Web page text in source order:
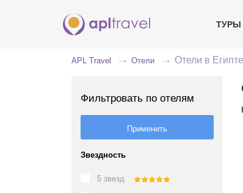
ТУРЫ
APL Travel Отели Отели в Египте
Фильтровать по отелям
Звездность
5 звезд